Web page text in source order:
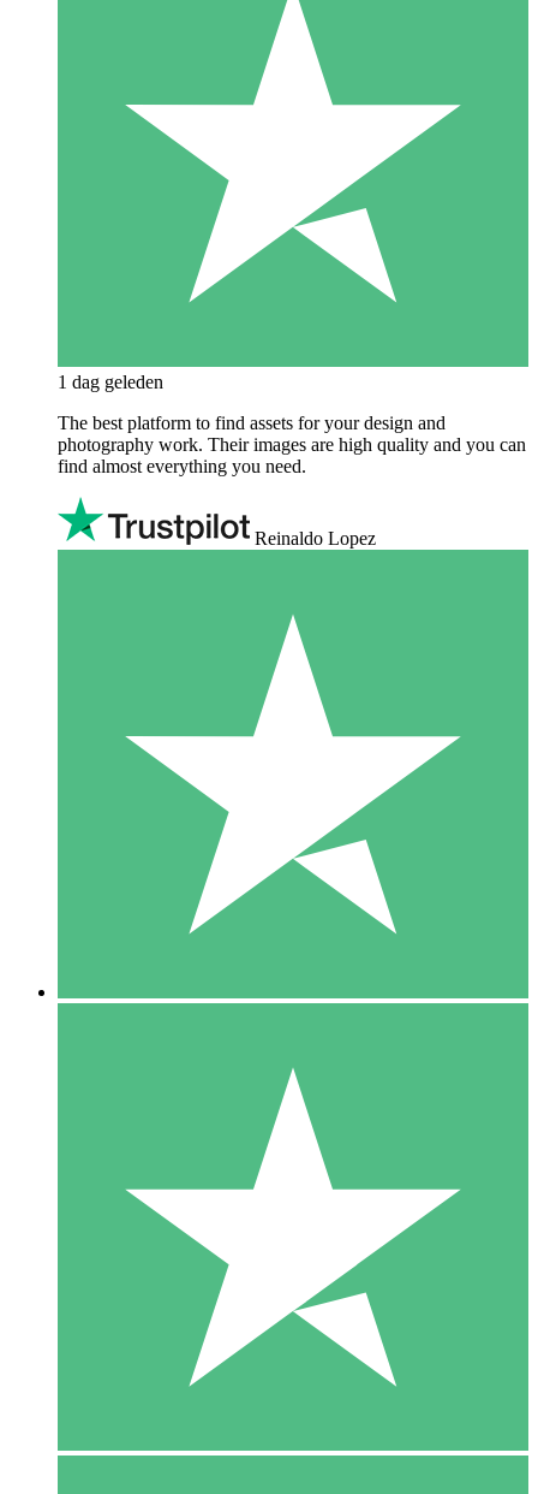
1 dag geleden
The best platform to find assets for your design and
photography work. Their images are high quality and you can
find almost everything you need.
Reinaldo Lopez